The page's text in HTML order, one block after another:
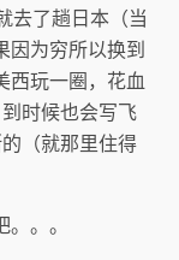
去了趟日本（当
因为穷所以换到
玩一圈，花血
时候也会写飞
（就那里住得
。。